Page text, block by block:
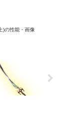
)の性能・画像